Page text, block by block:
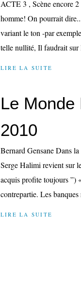
ACTE 3 , Scène encore
homme! On pourrait
variant le ton -par
telle nullité, Il faudrait sur
LIRE LA SUITE
Le
2010
Bernard Gensane Dans
Serge Halimi revient sur
acquis profite toujours ”)
contrepartie. Les
LIRE LA SUITE